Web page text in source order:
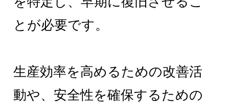
とが必要です。
生産効率を高めるための改善活
動や、安全性を確保するための